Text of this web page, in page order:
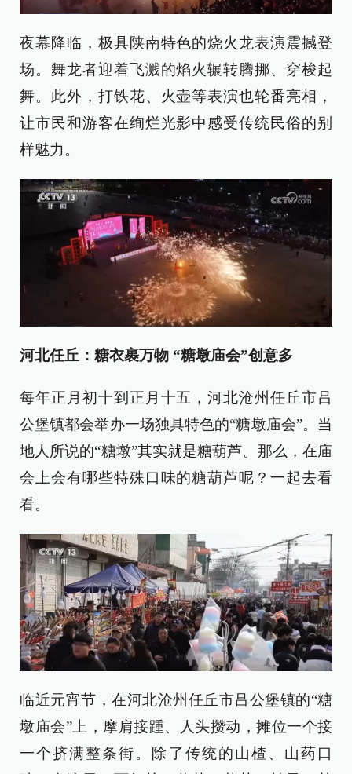
夜幕降临，极具陕南特色的烧火龙表演震撼登
场。舞龙者迎着飞溅的焰火辗转腾挪、穿梭起
舞。此外，打铁花、火壶等表演也轮番亮相，
让市民和游客在绚烂光影中感受传统民俗的别
样魅力。
河北任丘：糖衣裹万物 “糖墩庙会”创意多
每年正月初十到正月十五，河北沧州任丘市吕
公堡镇都会举办一场独具特色的“糖墩庙会”。当
地人所说的“糖墩”其实就是糖葫芦。那么，在庙
会上会有哪些特殊口味的糖葫芦呢？一起去看
看。
临近元宵节，在河北沧州任丘市吕公堡镇的“糖
墩庙会”上，摩肩接踵、人头攒动，摊位一个接
一个挤满整条街。除了传统的山楂、山药口